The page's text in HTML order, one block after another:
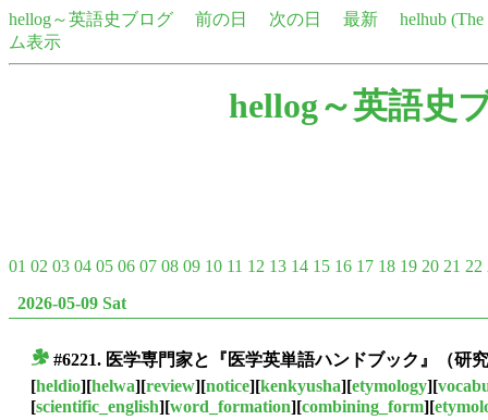
hellog～英語史ブログ 前の日 次の日 最新
helhub
ム表示
hellog～英語史
01 02 03 04 05 06 07 08 09 10 11 12 13 14 15 16 17 18 19 20 21 22
2026-05-09 Sat
#6221. 医学専門家と『医学英単語ハンドブック』（研
[heldio][helwa][review][notice][kenkyusha][etymology][
[scientific_english][word_formation][combining_form][